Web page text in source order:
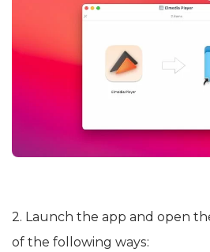
2. Launch the app and open
of the following ways: